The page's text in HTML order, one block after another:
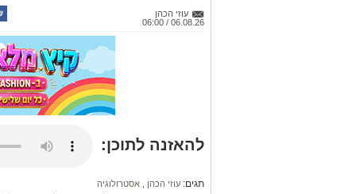
עוזי הכהן
06.08.26 / 06:00
להאזנה לתוכן:
תגים: עוזי הכהן אסטרולוגיה